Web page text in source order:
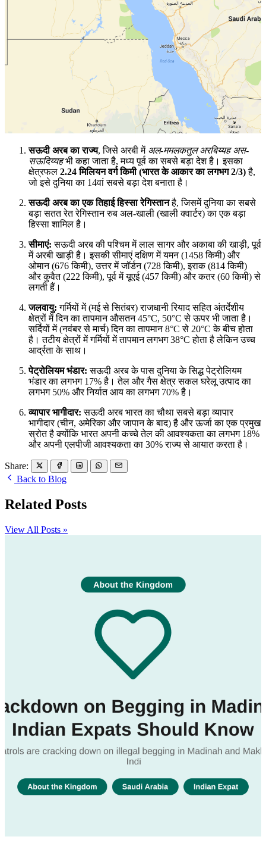
सऊदी अरब का राज्य, जिसे अरबी में अल-ममलकतुल अरबिय्यह अस-
सऊदिय्यहभी कहा जाता है, मध्य पूर्व का सबसे बड़ा देश है। इसका
क्षेत्रफल 2.24 मिलियन वर्ग किमी (भारत के आकार का लगभग 2/3)है,
जो इसे दुनिया का 14वां सबसे बड़ा देश बनाता है।
सऊदी अरब का एक तिहाई हिस्सा रेगिस्तानहै, जिसमें दुनिया का सबसे
बड़ा सतत रेत रेगिस्तान रुब अल-खाली (खाली क्वार्टर) का एक बड़ा
हिस्सा शामिल है।
सीमाएं: सऊदी अरब की पश्चिम में लाल सागर और अकाबा की खाड़ी, पूर्व
में अरबी खाड़ी है। इसकी सीमाएं दक्षिण में यमन (1458 किमी) और
ओमान (676 किमी), उत्तर में जॉर्डन (728 किमी), इराक (814 किमी)
और कुवैत (222 किमी), पूर्व में यूएई (457 किमी) और कतर (60 किमी) से
लगती हैं।
जलवायु: गर्मियों में (मई से सितंबर) राजधानी रियाद सहित अंतर्देशीय
क्षेत्रों में दिन का तापमान औसतन 45°C, 50°C से ऊपर भी जाता है।
सर्दियों में (नवंबर से मार्च) दिन का तापमान 8°C से 20°C के बीच होता
है। तटीय क्षेत्रों में गर्मियों में तापमान लगभग 38°C होता है लेकिन उच्च
आर्द्रता के साथ।
पेट्रोलियम भंडार: सऊदी अरब के पास दुनिया के सिद्ध पेट्रोलियम
भंडार का लगभग 17% है। तेल और गैस क्षेत्र सकल घरेलू उत्पाद का
लगभग 50% और निर्यात आय का लगभग 70% है।
व्यापार भागीदार: सऊदी अरब भारत का चौथा सबसे बड़ा व्यापार
भागीदार (चीन, अमेरिका और जापान के बाद) है और ऊर्जा का एक प्रमुख
स्रोत है क्योंकि भारत अपनी कच्चे तेल की आवश्यकता का लगभग 18%
और अपनी एलपीजी आवश्यकता का 30% राज्य से आयात करता है।
Share:
Back to Blog
Related Posts
View All Posts »